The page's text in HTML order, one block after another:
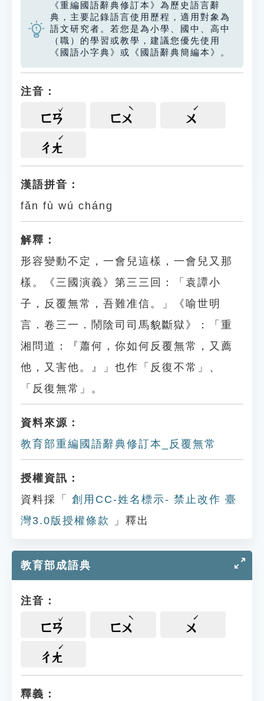
《重編國語辭典修訂本》為歷史語言辭
典，主要記錄語言使用歷程，適用對象為
語文研究者。若您是為小學、國中、高中
（職）的學習或教學，建議您優先使用
《國語小字典》或《國語辭典簡編本》。
注音：
ㄈㄢ ㄈㄨ ㄨ
ㄔㄤ
漢語拼音：
fǎn fù wú cháng
解釋：
形容變動不定，一會兒這樣，一會兒又那
樣。《三國演義》第三三回：「袁譚小
子，反覆無常，吾難准信。」《喻世明
言．卷三一．鬧陰司司馬貌斷獄》：「重
湘問道：『蕭何，你如何反覆無常，又薦
他，又害他。』」也作「反復不常」、
「反復無常」。
資料來源：
教育部重編國語辭典修訂本_反覆無常
授權資訊：
資料採「
創用CC-姓名標示- 禁止改作 臺
灣3.0版授權條款
」釋出
教育部成語典
注音：
ㄈㄢ ㄈㄨ ㄨ
ㄔㄤ
釋義：